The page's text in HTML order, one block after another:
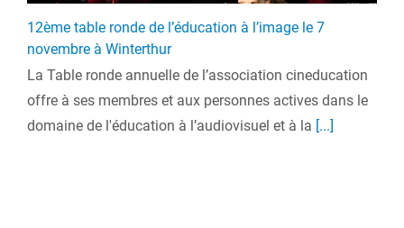
12ème table ronde de l’éducation à l’image le 7
novembre à Winterthur
La Table ronde annuelle de l’association cineducation
offre à ses membres et aux personnes actives dans le
domaine de l'éducation à l’audiovisuel et à la [...]